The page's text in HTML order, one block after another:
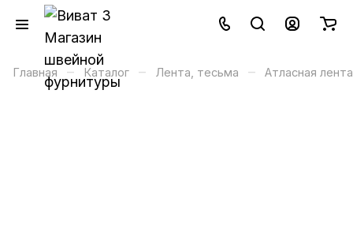
Главная – Каталог – Лента, тесьма – Атласная лента